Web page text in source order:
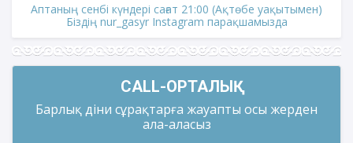
Аптаның сенбі күндері сағат 21:00 (Ақтөбе уақытымен)
Біздің nur_gasyr Instagram парақшамызда
CALL-ОРТАЛЫҚ
Барлық діни сұрақтарға жауапты осы жерден
ала-аласыз